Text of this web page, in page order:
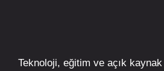
Teknoloji, eğitim ve açık kaynak